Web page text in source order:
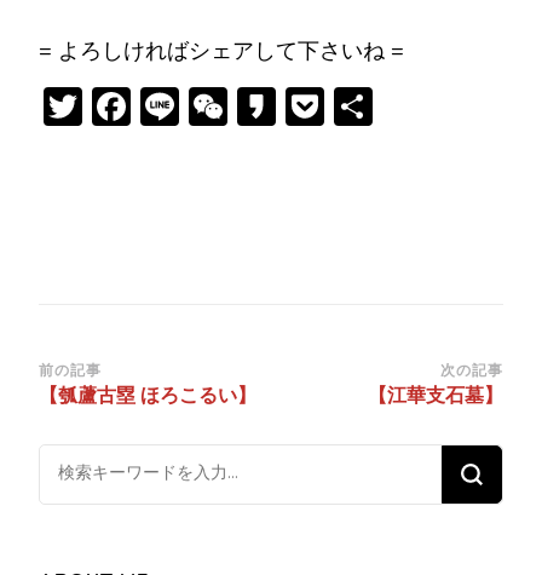
= よろしければシェアして下さいね =
Twitter
Facebook
LineWeChat
KakaoPocket
投
稿
ナ
ビ
ゲ
前の記事
【瓠蘆古塁 ほろこるい】
次の記事
【江華支石墓】
な
に